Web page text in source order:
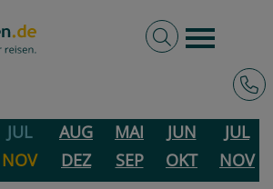
Burger
Volltextsuche
JUL
AUG
NOV DEZ
MAR
MAI
JUN
JUL
SEP
OKT NOV